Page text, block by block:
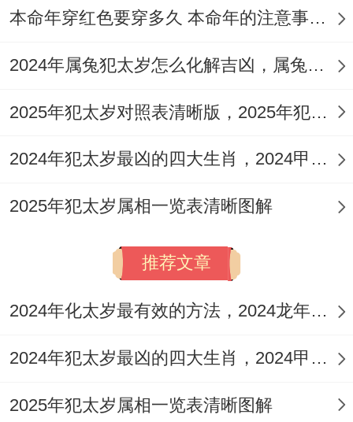
吉祥寓意与守护之力，让属虎朋友在复杂人
际间保持清醒，寓意2025年一路畅通、好运
6:破太岁应对法
属猴者2025可以通过佩戴转运饰品‘祥安阁
也通过加强自身的学习合修养来应对破太岁
带来的挑战，学习新知识、掌握新技能以及
运势与气场。
7:刑太岁应对法
本命年穿红色要穿多久 本命年的注意事项有哪些
2024年属兔犯太岁怎么化解吉凶，属兔龙年害太岁化解5个方法
2025年犯太岁对照表清晰版，2025年犯太岁生肖避凶趋吉策略
2024年犯太岁最凶的四大生肖，2024甲辰年犯太岁最凶的4生肖
2025年犯太岁属相一览表清晰图解
推荐文章
2024年化太岁最有效的方法，2024龙年化解犯太岁有效的5个妙法
2024年犯太岁最凶的四大生肖，2024甲辰年犯太岁最凶的4生肖
2025年犯太岁属相一览表清晰图解